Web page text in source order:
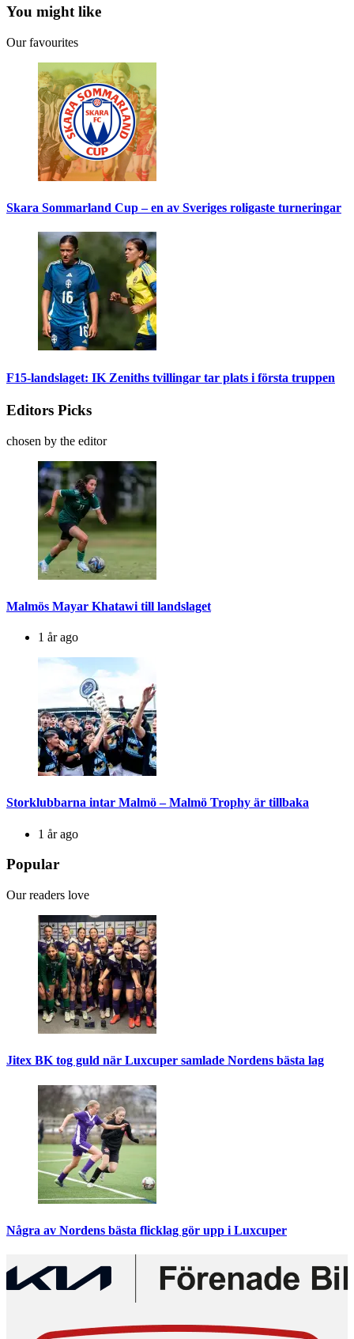
You might like
Our favourites
Skara Sommarland Cup – en av Sveriges roligaste turneringar
F15-landslaget: IK Zeniths tvillingar tar plats i första truppen
Editors Picks
chosen by the editor
Malmös Mayar Khatawi till landslaget
1 år ago
Storklubbarna intar Malmö – Malmö Trophy är tillbaka
1 år ago
Popular
Our readers love
Jitex BK tog guld när Luxcuper samlade Nordens bästa lag
Några av Nordens bästa flicklag gör upp i Luxcuper